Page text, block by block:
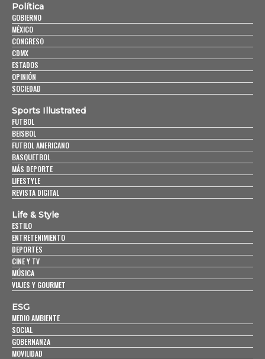
Política
GOBIERNO
MÉXICO
CONGRESO
CDMX
ESTADOS
OPINIÓN
SOCIEDAD
Sports Illustrated
FUTBOL
BEISBOL
FUTBOL AMERICANO
BASQUETBOL
MÁS DEPORTE
LIFESTYLE
REVISTA DIGITAL
Life & Style
ESTILO
ENTRETENIMIENTO
DEPORTES
CINE Y TV
MÚSICA
VIAJES Y GOURMET
ESG
MEDIO AMBIENTE
SOCIAL
GOBERNANZA
MOVILIDAD